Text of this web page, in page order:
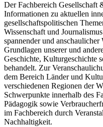
Der Fachbereich Gesellschaft
Informationen zu aktuellen
gesellschaftspolitischen
Wissenschaft und
spannender und
Grundlagen unserer und
Geschichte, Kulturgeschichte
behandelt. Zur
dem Bereich Länder und
verschiedenen Regionen der
Schwerpunkte innerhalb des
Pädagogik sowie
im Fachbereich durch
Nachhaltigkeit.